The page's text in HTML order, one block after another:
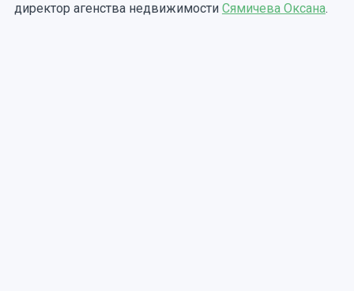
директор агенства недвижимости Сямичева Оксана.